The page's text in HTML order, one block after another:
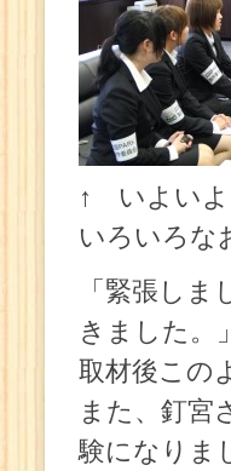
↑ いよいよ
いろいろな
「緊張し
きました。」
取材後この
また、釘宮
験になりま